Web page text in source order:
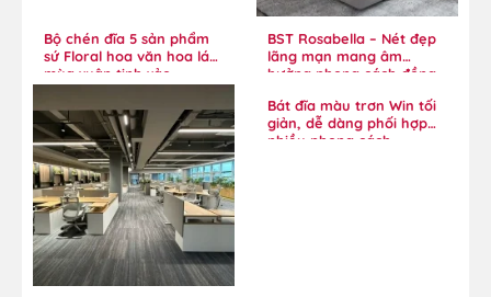
Bộ chén đĩa 5 sản phẩm
sứ Floral hoa văn hoa lá
mùa xuân tinh xảo
BST Rosabella – Nét đẹp
lãng mạn mang âm
hưởng phong cách đồng
Bát đĩa màu trơn Win tối
giản, dễ dàng phối hợp
nhiều phong cách